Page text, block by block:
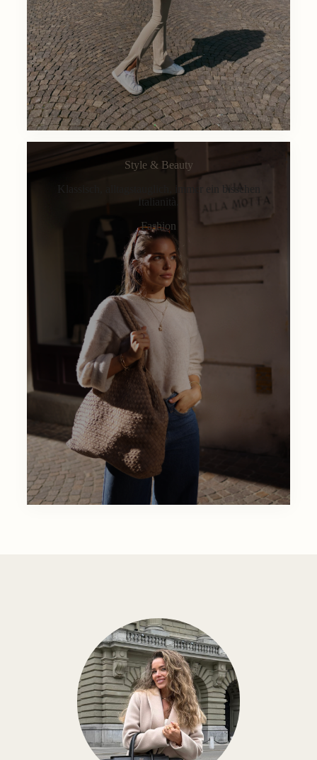
Style & Beauty
Klassisch, alltagstauglich, immer ein bisschen
Italianità.
Fashion